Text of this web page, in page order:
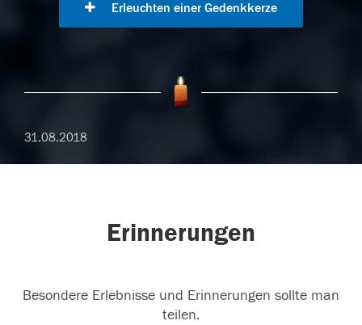
Erleuchten einer Gedenkkerze
31.08.2018
Erinnerungen
Besondere Erlebnisse und Erinnerungen sollte man
teilen.